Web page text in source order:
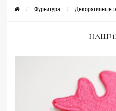
Фурнитура Декоративные